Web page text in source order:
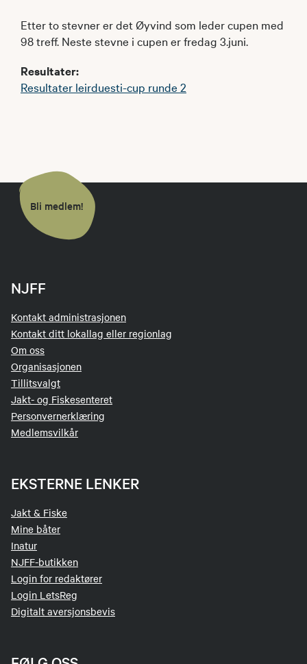
Etter to stevner er det Øyvind som leder cupen med
98 treff. Neste stevne i cupen er fredag 3.juni.
Resultater:
Resultater leirduesti-cup runde 2
Bli medlem!
NJFF
Kontakt administrasjonen
Kontakt ditt lokallag eller regionlag
Om oss
Organisasjonen
Tillitsvalgt
Jakt- og Fiskesenteret
Personvernerklæring
Medlemsvilkår
EKSTERNE LENKER
Jakt & Fiske
Mine båter
Inatur
NJFF-butikken
Login for redaktører
Login LetsReg
Digitalt aversjonsbevis